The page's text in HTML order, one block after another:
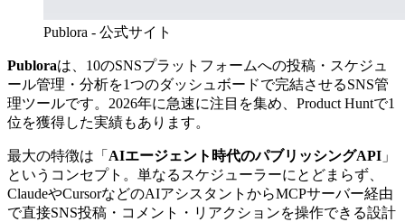
Publora - 公式サイト
Publoraは、10のSNSプラットフォームへの投稿・スケジュ
ール管理・分析を1つのダッシュボードで完結させるSNS管
理ツールです。2026年に急速に注目を集め、Product Huntで1
位を獲得した実績もあります。
最大の特徴は「 AIエージェント時代のパブリッシングAPI 」
というコンセプト。単なるスケジューラーにとどまらず、
ClaudeやCursorなどのAIアシスタントからMCPサーバー経由
で直接SNS投稿・コメント・リアクションを操作できる設計